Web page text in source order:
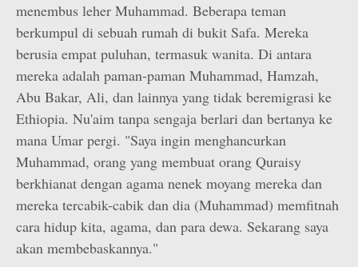
menembus leher Muhammad. Beberapa teman
berkumpul di sebuah rumah di bukit Safa. Mereka
berusia empat puluhan, termasuk wanita. Di antara
mereka adalah paman-paman Muhammad, Hamzah,
Abu Bakar, Ali, dan lainnya yang tidak beremigrasi ke
Ethiopia. Nu'aim tanpa sengaja berlari dan bertanya ke
mana Umar pergi. "Saya ingin menghancurkan
Muhammad, orang yang membuat orang Quraisy
berkhianat dengan agama nenek moyang mereka dan
mereka tercabik-cabik dan dia (Muhammad) memfitnah
cara hidup kita, agama, dan para dewa. Sekarang saya
akan membebaskannya."